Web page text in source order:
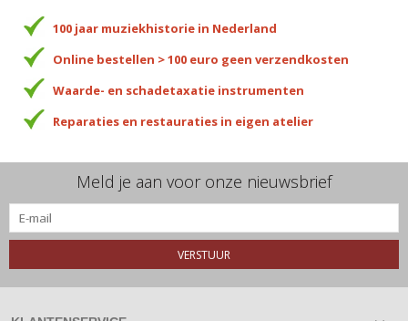
100 jaar muziekhistorie in Nederland
Online bestellen > 100 euro geen verzendkosten
Waarde- en schadetaxatie instrumenten
Reparaties en restauraties in eigen atelier
Meld je aan voor onze nieuwsbrief
VERSTUUR